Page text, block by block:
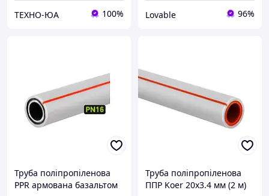
ТЕХНО-ЮА 100% Lovable 96%
Труба поліпропіленова
PPR армована базальтом
Труба поліпропіленова
ППР Koer 20х3.4 мм (2 м)